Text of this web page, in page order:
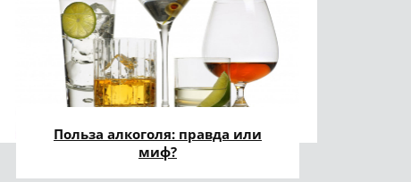
Польза алкоголя: правда или
миф?